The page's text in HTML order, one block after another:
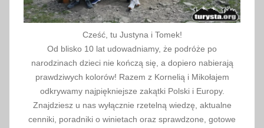
Cześć, tu Justyna i Tomek!
Od blisko 10 lat udowadniamy, że podróże po
narodzinach dzieci nie kończą się, a dopiero nabierają
prawdziwych kolorów! Razem z Kornelią i Mikołajem
odkrywamy najpiękniejsze zakątki Polski i Europy.
Znajdziesz u nas wyłącznie rzetelną wiedzę, aktualne
cenniki, poradniki o winietach oraz sprawdzone, gotowe